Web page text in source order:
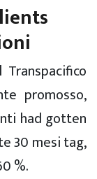
promosso,
had gotten
30 mesi tag,
%.